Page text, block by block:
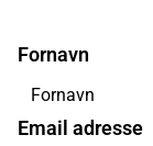
Fornavn
Email adresse